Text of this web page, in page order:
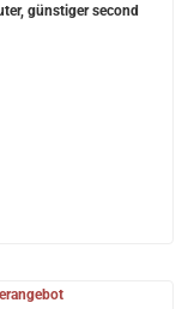
günstiger second